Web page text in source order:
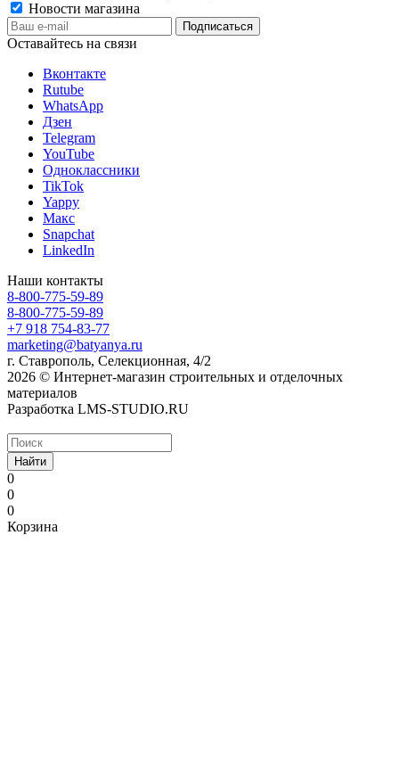
Новости магазина
Оставайтесь на связи
Вконтакте
Rutube
WhatsApp
Дзен
Telegram
YouTube
Одноклассники
TikTok
Yappy
Макс
Snapchat
LinkedIn
Наши контакты
8-800-775-59-89
8-800-775-59-89
+7 918 754-83-77
marketing@batyanya.ru
г. Ставрополь, Селекционная, 4/2
2026 © Интернет-магазин строительных и отделочных
материалов
Разработка LMS-STUDIO.RU
Найти
0
0
0
Корзина